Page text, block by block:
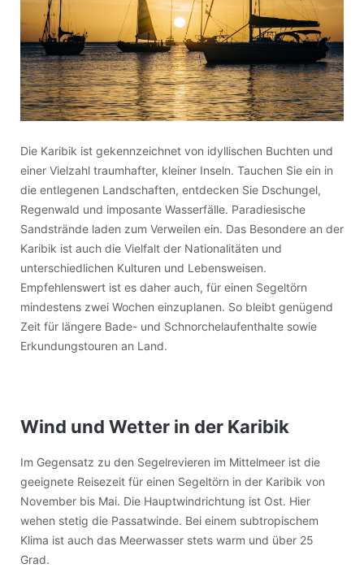
Die Karibik ist gekennzeichnet von idyllischen Buchten und
einer Vielzahl traumhafter, kleiner Inseln. Tauchen Sie ein in
die entlegenen Landschaften, entdecken Sie Dschungel,
Regenwald und imposante Wasserfälle. Paradiesische
Sandstrände laden zum Verweilen ein. Das Besondere an der
Karibik ist auch die Vielfalt der Nationalitäten und
unterschiedlichen Kulturen und Lebensweisen.
Empfehlenswert ist es daher auch, für einen Segeltörn
mindestens zwei Wochen einzuplanen. So bleibt genügend
Zeit für längere Bade- und Schnorchelaufenthalte sowie
Erkundungstouren an Land.
Wind und Wetter in der Karibik
Im Gegensatz zu den Segelrevieren im Mittelmeer ist die
geeignete Reisezeit für einen Segeltörn in der Karibik von
November bis Mai. Die Hauptwindrichtung ist Ost. Hier
wehen stetig die Passatwinde. Bei einem subtropischem
Klima ist auch das Meerwasser stets warm und über 25
Grad.